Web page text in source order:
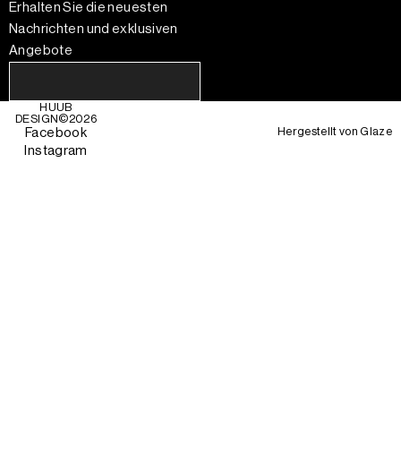
Erhalten Sie die neuesten
Nachrichten und exklusiven
Angebote
HUUB
DESIGN©2026
Facebook
Instagram
Hergestellt vonGlaze